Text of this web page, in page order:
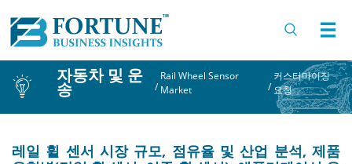
자동차 및 운
송 /
Rail Wheel Sensor
Market
/
커스터마이징
요청
레일 휠 센서 시장 규모, 점유율 및 산업 분석, 제품